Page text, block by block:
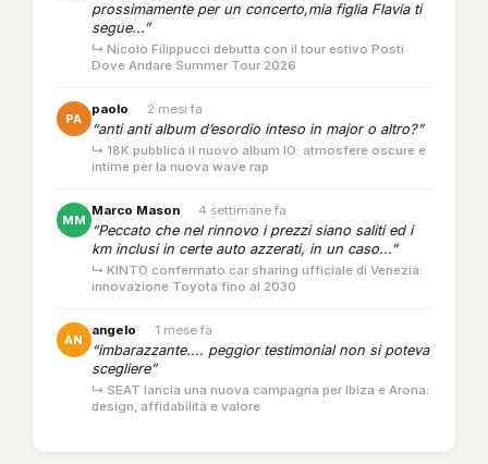
prossimamente per un concerto,mia figlia Flavia ti
segue...”
↳ Nicolò Filippucci debutta con il tour estivo Posti
Dove Andare Summer Tour 2026
PA
paolo · 2 mesi fa
“anti anti album d’esordio inteso in major o altro?”
↳ 18K pubblica il nuovo album IO: atmosfere oscure e
intime per la nuova wave rap
MM
Marco Mason · 4 settimane fa
“Peccato che nel rinnovo i prezzi siano saliti ed i
km inclusi in certe auto azzerati, in un caso...”
↳ KINTO confermato car sharing ufficiale di Venezia:
innovazione Toyota fino al 2030
AN
angelo · 1 mese fa
“imbarazzante.... peggior testimonial non si poteva
scegliere”
↳ SEAT lancia una nuova campagna per Ibiza e Arona:
design, affidabilità e valore